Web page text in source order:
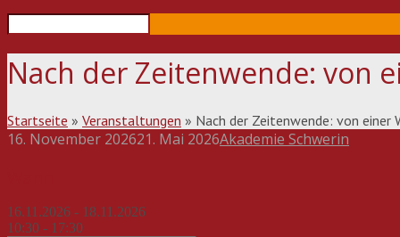
Nach der Zeitenwende: von
Startseite » Veranstaltungen » Nach der Zeitenwende: von einer
16. November 202621. Mai 2026Akademie Schwerin
16.11.2026 - 18.11.2026
10:30 - 17:30